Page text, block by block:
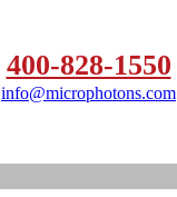
400-828-1550
info@microphotons.com